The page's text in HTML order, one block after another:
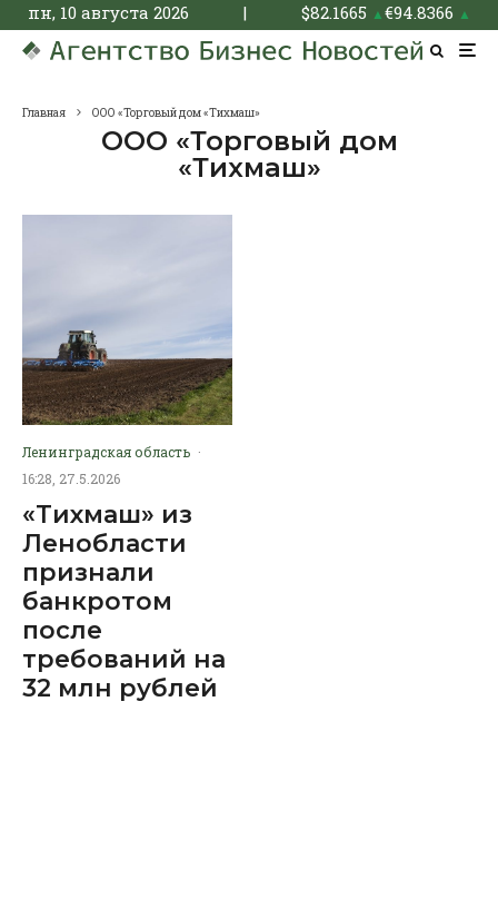
пн, 10 августа 2026 | $82.1665 ▲€94.8366 ▲
Главная ООО «Торговый дом «Тихмаш»
ООО «Торговый дом
«Тихмаш»
Ленинградская область ·
16:28, 27.5.2026
«Тихмаш» из
Ленобласти
признали
банкротом
после
требований на
32 млн рублей